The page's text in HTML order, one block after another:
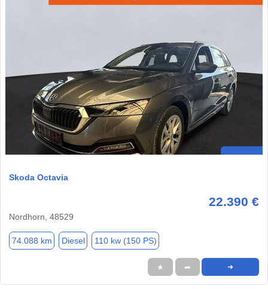
Skoda Octavia
22.390 €
Nordhorn, 48529
74.088 km Diesel 110 kw (150 PS)
★ ➦ ➜